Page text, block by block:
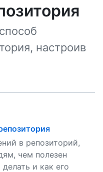
настроив
в репозиторий,
чем полезен
и как его